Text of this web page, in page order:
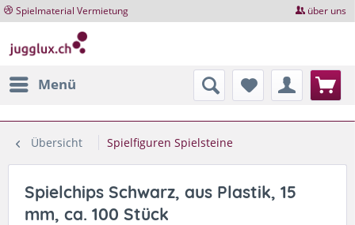
Spielmaterial Vermietung über uns
Menü
Übersicht Spielfiguren Spielsteine
Spielchips Schwarz, aus Plastik, 15
mm, ca. 100 Stück